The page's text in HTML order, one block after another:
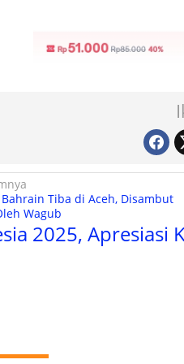
Tiba di Aceh, Disambut
Wagub
2025, Apresiasi